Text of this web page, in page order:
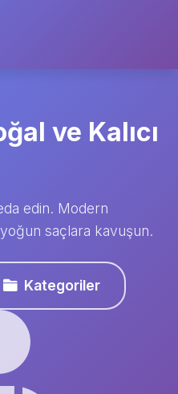
ve Kalıcı
edin. Modern
saçlara kavuşun.
Kategoriler